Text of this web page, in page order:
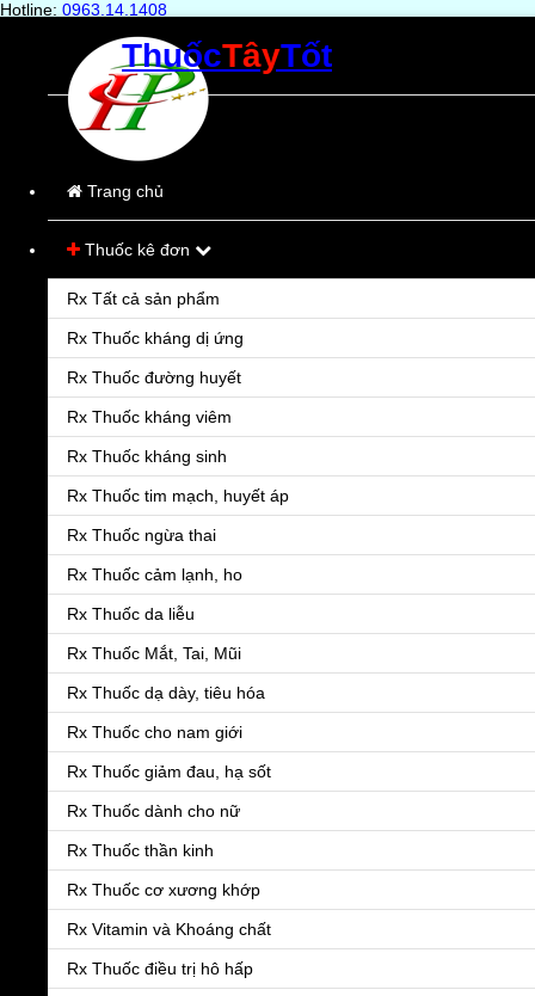
Hotline: 0963.14.1408
ThuốcTâyTốt
Trang chủ
Thuốc kê đơn
Rx Tất cả sản phẩm
Rx Thuốc kháng dị ứng
Rx Thuốc đường huyết
Rx Thuốc kháng viêm
Rx Thuốc kháng sinh
Rx Thuốc tim mạch, huyết áp
Rx Thuốc ngừa thai
Rx Thuốc cảm lạnh, ho
Rx Thuốc da liễu
Rx Thuốc Mắt, Tai, Mũi
Rx Thuốc dạ dày, tiêu hóa
Rx Thuốc cho nam giới
Rx Thuốc giảm đau, hạ sốt
Rx Thuốc dành cho nữ
Rx Thuốc thần kinh
Rx Thuốc cơ xương khớp
Rx Vitamin và Khoáng chất
Rx Thuốc điều trị hô hấp
Menu